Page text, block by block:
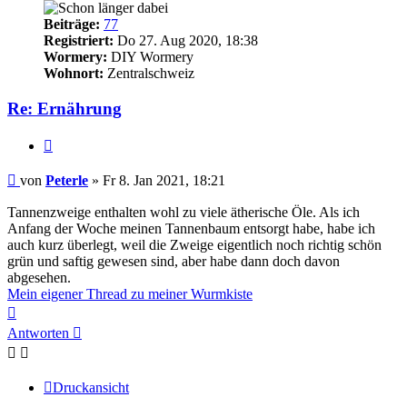
Beiträge: 77
Registriert: Do 27. Aug 2020, 18:38
Wormery: DIY Wormery
Wohnort: Zentralschweiz
Re: Ernährung
Beitrag
von Peterle » Fr 8. Jan 2021, 18:21
Tannenzweige enthalten wohl zu viele ätherische Öle. Als ich
Anfang der Woche meinen Tannenbaum entsorgt habe, habe ich
auch kurz überlegt, weil die Zweige eigentlich noch richtig schön
grün und saftig gewesen sind, aber habe dann doch davon
abgesehen.
Mein eigener Thread zu meiner Wurmkiste
oben
Antworten
Druckansicht